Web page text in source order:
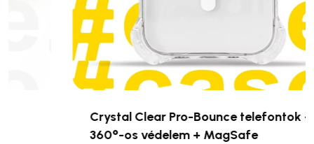
Crystal Clear Pro-Bounce telefontok –
360°-os védelem + MagSafe